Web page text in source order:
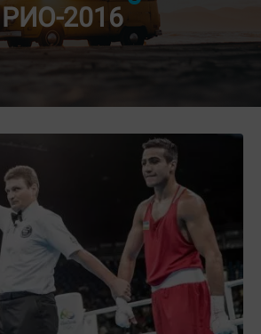
РИО-2016"3-ШІ БЕТ"